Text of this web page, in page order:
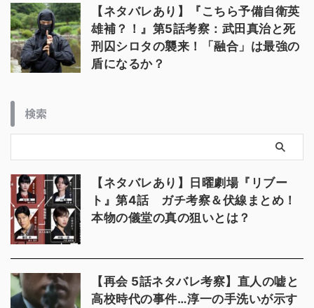
【ネタバレあり】『こちら予備自衛英
雄補？！』第5話考察：武田真治と死
刑囚シロタの襲来！「融合」は最強の
盾になるか？
検索
【ネタバレあり】日曜劇場『リブー
ト』第4話 ガチ考察＆伏線まとめ！
本物の儀堂の真の狙いとは？
【再会 5話ネタバレ考察】直人の嘘と
高校時代の事件…淳一の手洗いが示す